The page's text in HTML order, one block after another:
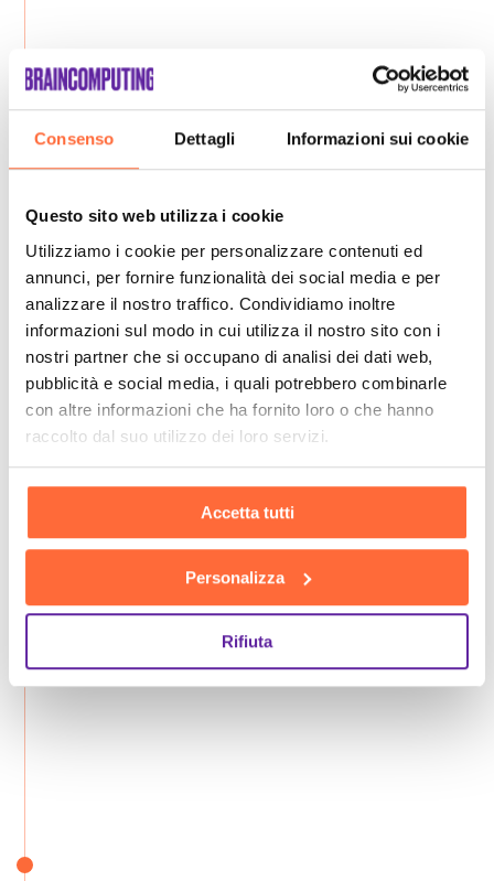
Consenso Dettagli Informazioni sui cookie
Questo sito web utilizza i cookie
Utilizziamo i cookie per personalizzare contenuti ed
annunci, per fornire funzionalità dei social media e per
analizzare il nostro traffico. Condividiamo inoltre
informazioni sul modo in cui utilizza il nostro sito con i
nostri partner che si occupano di analisi dei dati web,
pubblicità e social media, i quali potrebbero combinarle
con altre informazioni che ha fornito loro o che hanno
raccolto dal suo utilizzo dei loro servizi.
Accetta tutti
Personalizza
Rifiuta